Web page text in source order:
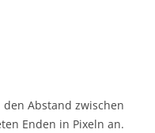
Abstand zwischen
Enden in Pixeln an.